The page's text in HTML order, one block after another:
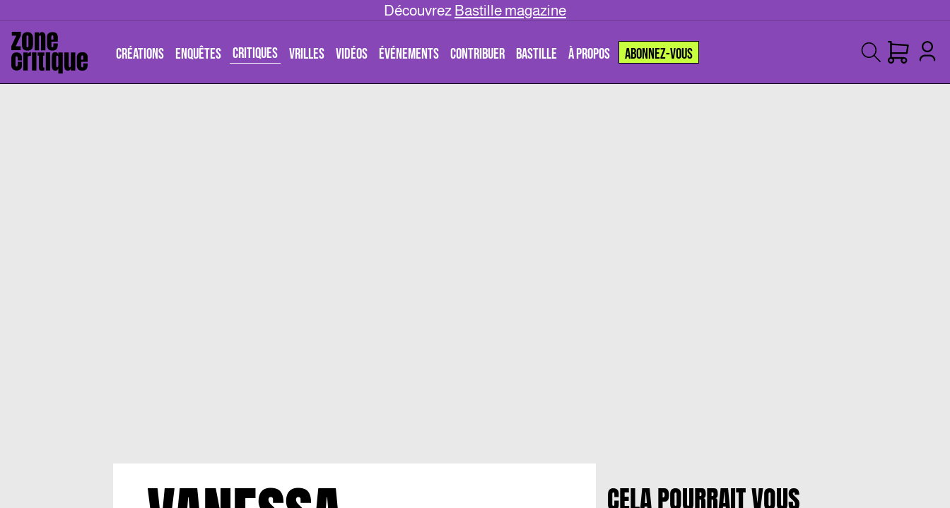
Découvrez Bastille magazine
CRÉATIONS ENQUÊTES CRITIQUES VRILLES VIDÉOS ÉVÉNEMENTS CONTRIBUER BASTILLE À PROPOS ABONNEZ-VOUS
CELA POURRAIT VOUS